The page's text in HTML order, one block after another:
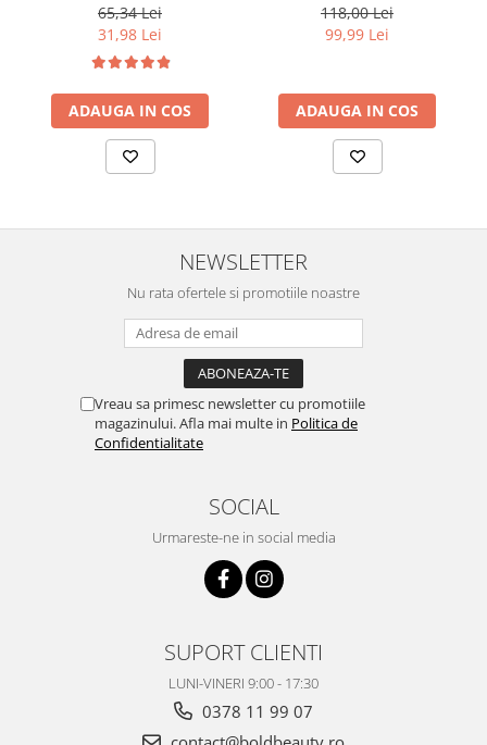
500 ml
65,34 Lei
31,98 Lei
ADAUGA IN COS
Keune Style Air Wax, 200 ml
118,00 Lei
99,99 Lei
ADAUGA IN COS
NEWSLETTER
Nu rata ofertele si promotiile noastre
Vreau sa primesc newsletter cu promotiile
magazinului. Afla mai multe in Politica de
Confidentialitate
SOCIAL
Urmareste-ne in social media
SUPORT CLIENTI
LUNI-VINERI 9:00 - 17:30
0378 11 99 07